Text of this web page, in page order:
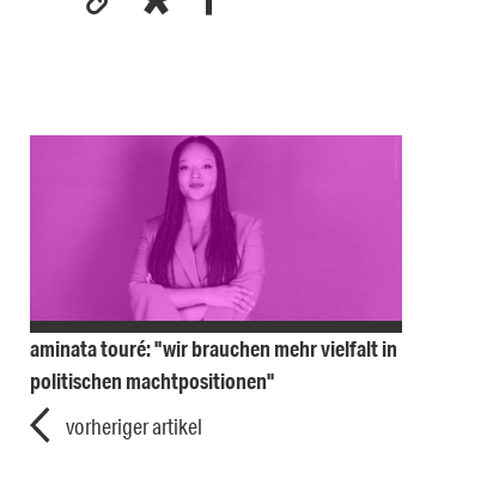
aminata touré: "wir brauchen mehr vielfalt in
politischen machtpositionen"
vorheriger artikel